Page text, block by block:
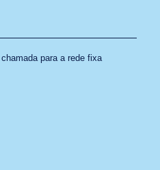
para a rede fixa